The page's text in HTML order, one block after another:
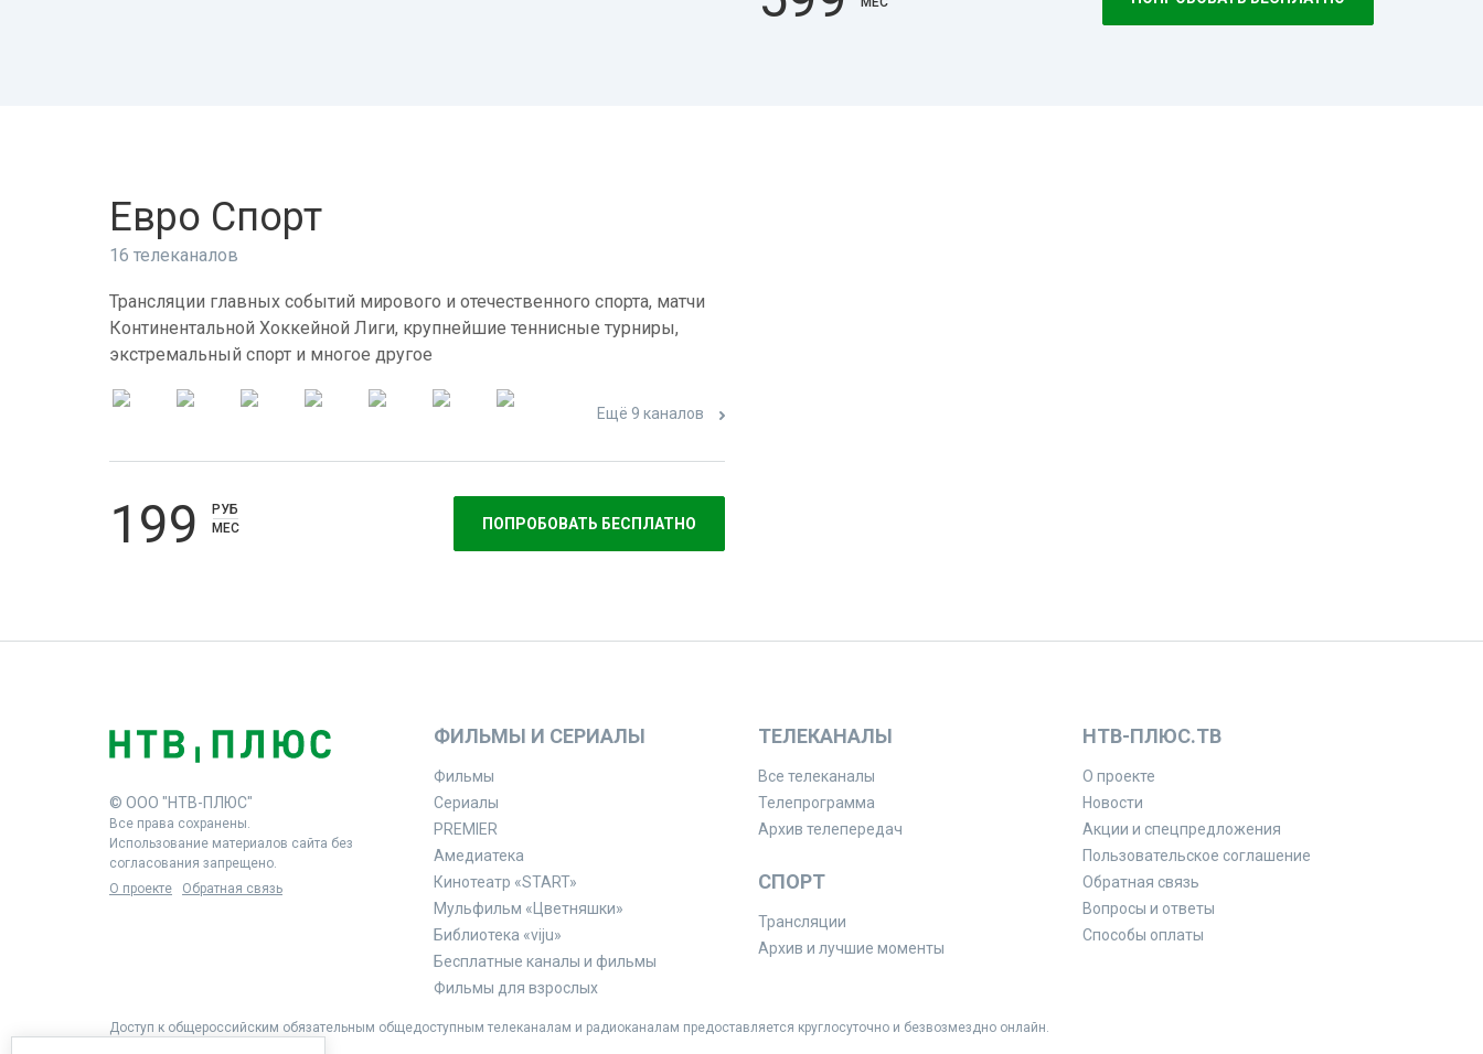
Евро Спорт
16 телеканалов
Трансляции главных событий мирового и отечественного спорта, матчи
Континентальной Хоккейной Лиги, крупнейшие теннисные турниры,
экстремальный спорт и многое другое
Ещё 9 каналов
199
РУБ
МЕС
ПОПРОБОВАТЬ БЕСПЛАТНО
© ООО "НТВ-ПЛЮС"
Все права сохранены.
Использование материалов сайта без
согласования запрещено.
О проекте
Обратная связь
ФИЛЬМЫ И СЕРИАЛЫ
Фильмы
Сериалы
PREMIER
Амедиатека
Кинотеатр «START»
Мульфильм «Цветняшки»
Библиотека «viju»
Бесплатные каналы и фильмы
Фильмы для взрослых
ТЕЛЕКАНАЛЫ
Все телеканалы
Телепрограмма
Архив телепередач
СПОРТ
Трансляции
Архив и лучшие моменты
НТВ-ПЛЮС.ТВ
О проекте
Новости
Акции и спецпредложения
Пользовательское соглашение
Обратная связь
Вопросы и ответы
Способы оплаты
Доступ к общероссийским обязательным общедоступным телеканалам и радиоканалам предоставляется круглосуточно и безвозмездно онлайн.